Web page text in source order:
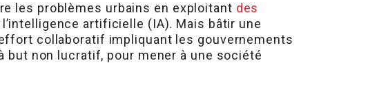
les problèmes urbains en exploitant des
l’intelligence artificielle (IA). Mais bâtir une
collaboratif impliquant les gouvernements
but non lucratif, pour mener à une société